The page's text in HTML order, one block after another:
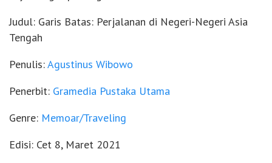
Judul: Garis Batas: Perjalanan di Negeri-Negeri Asia
Tengah
Penulis:Agustinus Wibowo
Penerbit: Gramedia Pustaka Utama
Genre: Memoar/Traveling
Edisi: Cet 8, Maret 2021